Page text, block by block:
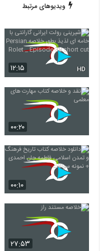
ویدیوهای مرتبط
۱۲:۱۵ HD
۰۰:۲۰
۰۰:۱۰
۲۷:۵۳